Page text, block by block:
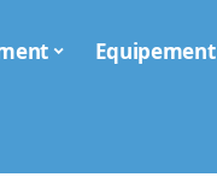
Equipement